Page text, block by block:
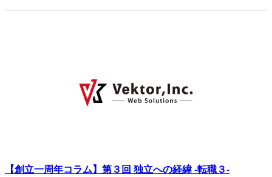
【創立一周年コラム】第３回 独立への経緯 -転職３-